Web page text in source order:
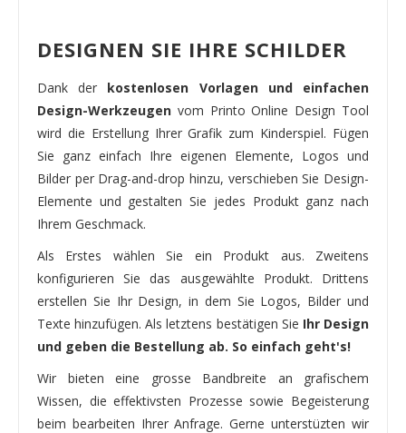
DESIGNEN SIE IHRE SCHILDER
Dank der kostenlosen Vorlagen und einfachen
Design-Werkzeugen vom Printo Online Design Tool
wird die Erstellung Ihrer Grafik zum Kinderspiel. Fügen
Sie ganz einfach Ihre eigenen Elemente, Logos und
Bilder per Drag-and-drop hinzu, verschieben Sie Design-
Elemente und gestalten Sie jedes Produkt ganz nach
Ihrem Geschmack.
Als Erstes wählen Sie ein Produkt aus. Zweitens
konfigurieren Sie das ausgewählte Produkt. Drittens
erstellen Sie Ihr Design, in dem Sie Logos, Bilder und
Texte hinzufügen. Als letztens bestätigen Sie Ihr Design
und geben die Bestellung ab. So einfach geht's!
Wir bieten eine grosse Bandbreite an grafischem
Wissen, die effektivsten Prozesse sowie Begeisterung
beim bearbeiten Ihrer Anfrage. Gerne unterstüzten wir